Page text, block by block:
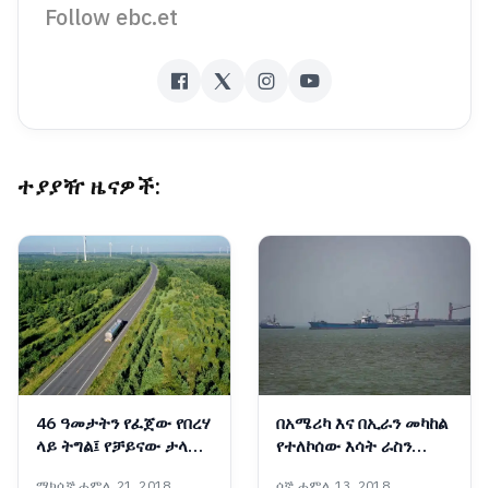
Follow ebc.et
ተያያዥ ዜናዎች:
46 ዓመታትን የፈጀው የበረሃ
ላይ ትግል፤ የቻይናው ታላቁ
በአሜሪካ እና በኢራን መካከል
የተለኮሰው እሳት ራስን